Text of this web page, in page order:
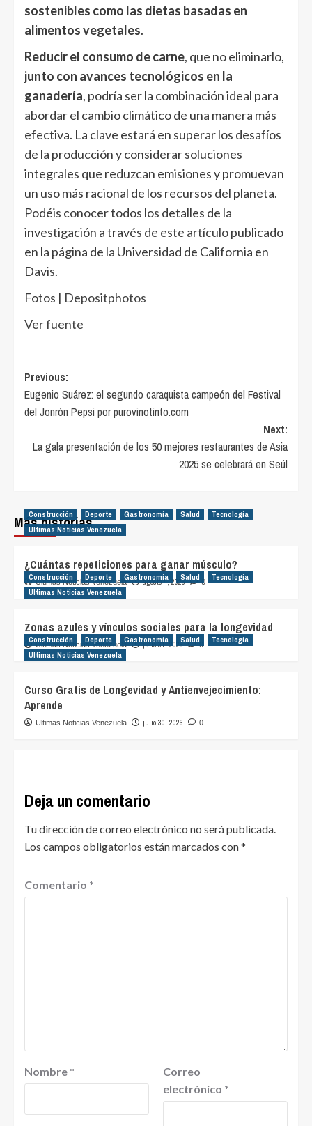
sostenibles como las dietas basadas en
alimentos vegetales.
Reducir el consumo de carne, que no eliminarlo,
junto con avances tecnológicos en la
ganadería, podría ser la combinación ideal para
abordar el cambio climático de una manera más
efectiva. La clave estará en superar los desafíos
de la producción y considerar soluciones
integrales que reduzcan emisiones y promuevan
un uso más racional de los recursos del planeta.
Podéis conocer todos los detalles de la
investigación a través de este artículopublicado
en la página de la Universidad de California en
Davis.
Fotos | Depositphotos
Ver fuente
Post
navigation
Previous:
Eugenio Suárez: el segundo caraquista campeón del Festival
del Jonrón Pepsi por purovinotinto.com
Next:
La gala presentación de los 50 mejores restaurantes de Asia
2025 se celebrará en Seúl
Más historias
Construcción Deporte Gastronomía Salud
Tecnología
Ultimas Noticias Venezuela
¿Cuántas repeticiones para ganar músculo?
Ultimas Noticias Venezuela agosto 4, 2026 0
Construcción Deporte Gastronomía Salud
Tecnología
Ultimas Noticias Venezuela
Zonas azules y vínculos sociales para la longevidad
Ultimas Noticias Venezuela julio 31, 2026 0
Construcción Deporte Gastronomía Salud
Tecnología
Ultimas Noticias Venezuela
Curso Gratis de Longevidad y Antienvejecimiento:
Aprende
Ultimas Noticias Venezuela julio 30, 2026 0
Deja un comentario
Tu dirección de correo electrónico no será publicada.
Los campos obligatorios están marcados con*
Comentario *
Nombre *
Correo
electrónico *